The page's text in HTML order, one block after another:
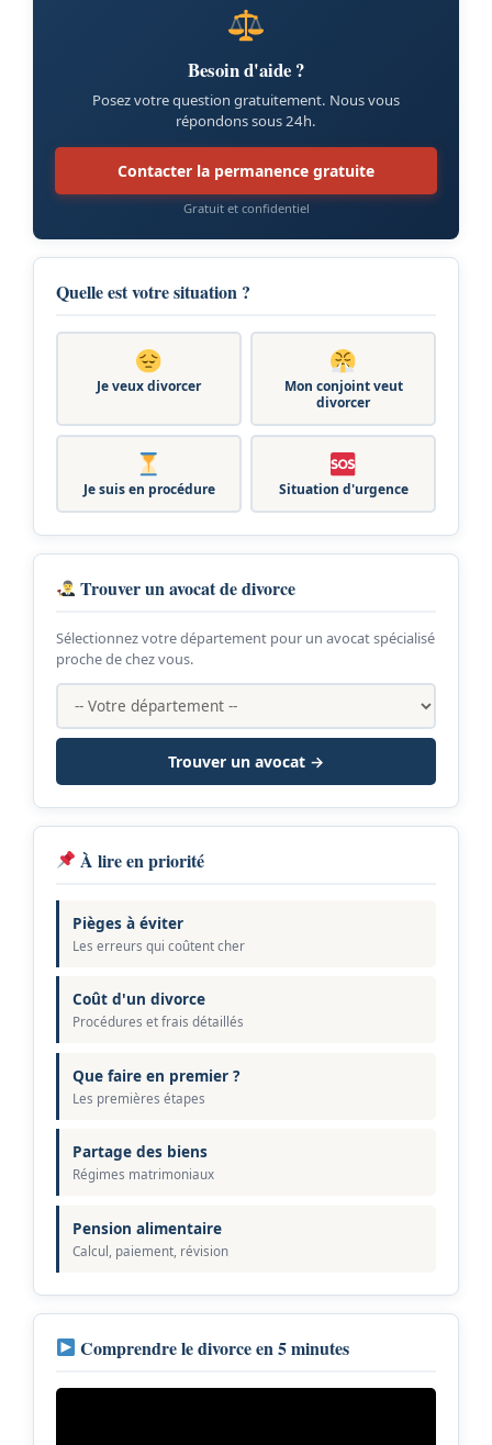
Besoin d'aide ?
Posez votre question gratuitement. Nous vous
répondons sous 24h.
Contacter la permanence gratuite
Gratuit et confidentiel
Quelle est votre situation ?
Je veux divorcer
Mon conjoint veut
divorcer
Je suis en procédure Situation d'urgence
Trouver un avocat de divorce
Sélectionnez votre département pour un avocat spécialisé
proche de chez vous.
Trouver un avocat →
À lire en priorité
Pièges à éviter
Les erreurs qui coûtent cher
Coût d'un divorce
Procédures et frais détaillés
Que faire en premier ?
Les premières étapes
Partage des biens
Régimes matrimoniaux
Pension alimentaire
Calcul, paiement, révision
Comprendre le divorce en 5 minutes